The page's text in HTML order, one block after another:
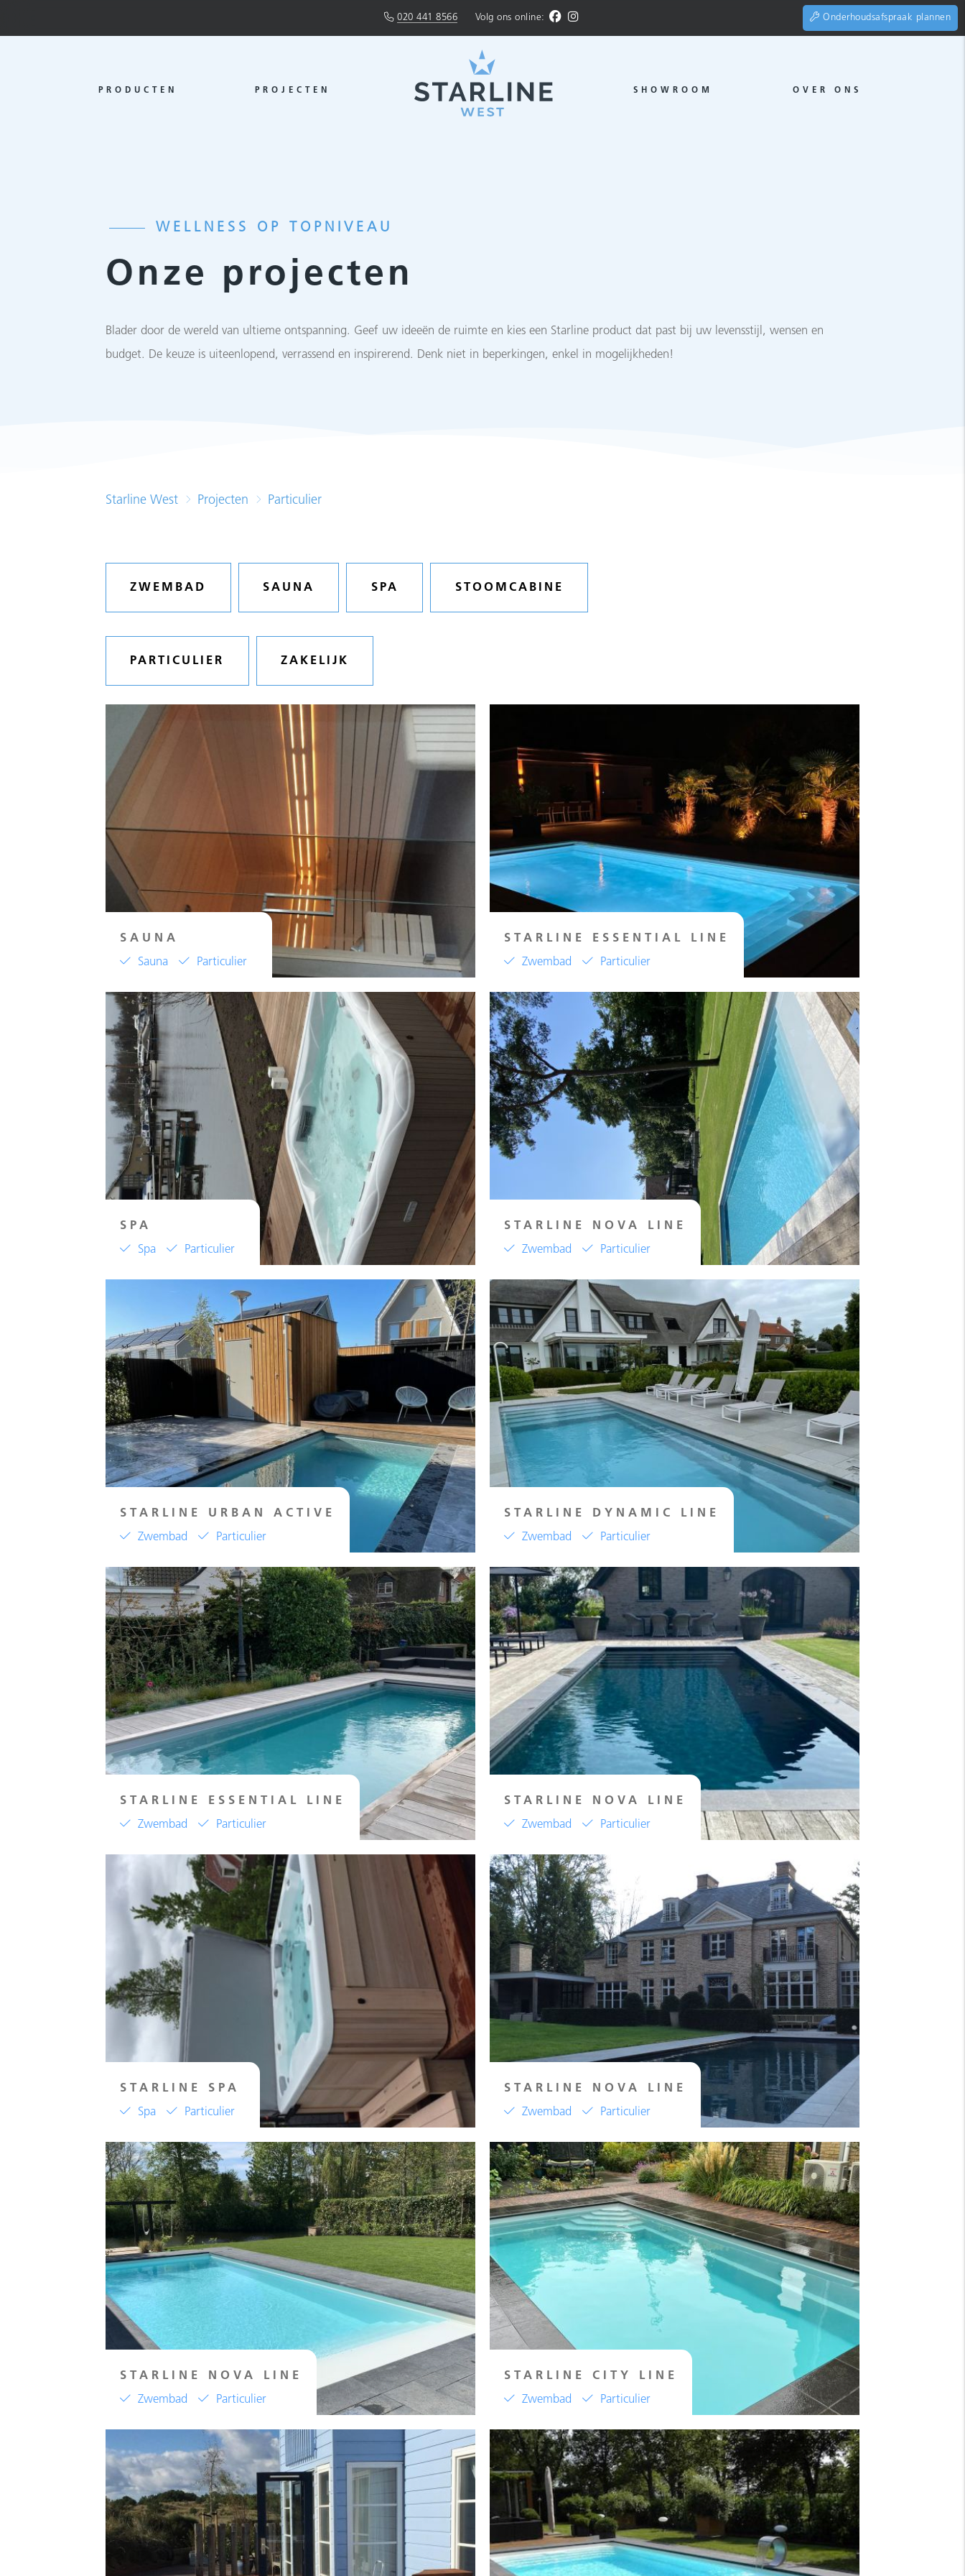
020 441 8566 Volg ons online: Onderhoudsafspraak plannen
PRODUCTEN PROJECTEN SHOWROOM OVER ONS
WELLNESS OP TOPNIVEAU
Onze projecten
Blader door de wereld van ultieme ontspanning. Geef uw ideeën de ruimte en kies een Starline product dat past bij uw levensstijl, wensen en
budget. De keuze is uiteenlopend, verrassend en inspirerend. Denk niet in beperkingen, enkel in mogelijkheden!
Starline West Projecten Particulier
ZWEMBAD SAUNA SPA STOOMCABINE
PARTICULIER ZAKELIJK
SAUNA
Sauna
Particulier
STARLINE ESSENTIAL LINE
Zwembad
Particulier
SPA
Spa
Particulier
STARLINE NOVA LINE
Zwembad
Particulier
STARLINE URBAN ACTIVE
Zwembad
Particulier
STARLINE DYNAMIC LINE
Zwembad
Particulier
STARLINE ESSENTIAL LINE
Zwembad
Particulier
STARLINE NOVA LINE
Zwembad
Particulier
STARLINE SPA
Spa
Particulier
STARLINE NOVA LINE
Zwembad
Particulier
STARLINE NOVA LINE
Zwembad
Particulier
STARLINE CITY LINE
Zwembad
Particulier